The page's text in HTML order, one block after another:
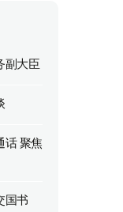
副大臣
话 聚焦
国书